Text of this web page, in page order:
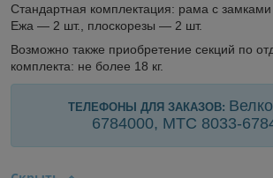
Стандартная комплектация: рама с
Ежа — 2 шт., плоскорезы — 2 шт.
Возможно также приобретение секций по
комплекта: не более 18 кг.
ТЕЛЕФОНЫ ДЛЯ ЗАКАЗОВ:
6784000, МТС 8033-